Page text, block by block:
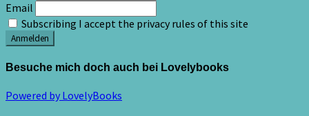
Email
Subscribing I accept the privacy rules of this site
Besuche mich doch auch bei Lovelybooks
Powered by LovelyBooks